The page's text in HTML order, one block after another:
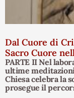
Dal Cuore di
Sacro Cuore
PARTE II Nel
ultime
Chiesa celebra la
prosegue il